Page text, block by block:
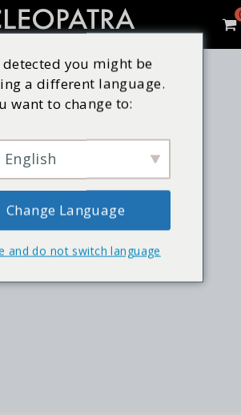
detected you might be
a different language.
want to change to:
English
Change Language
and do not switch language